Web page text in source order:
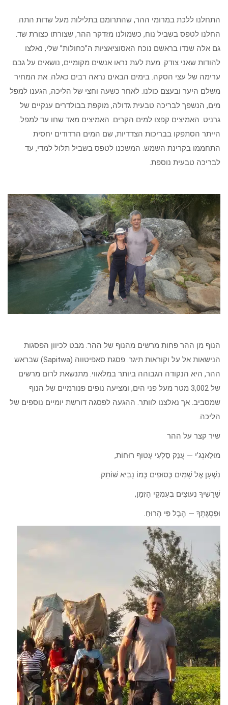
התחלנו ללכת במרומי ההר, שהתרומם בתלילות מעל שדות התה.
החלנו לטפס בשביל נוח, כשמולנו מזדקר ההר, שצורתו כצורת שד.
גם אלה שנדו בראשם נוכח האסוציאציות ה”כחולות” שלי, נאלצו
להודות שאני צודק. מעת לעת נראו אנשים מקומיים, נושאים על גבם
ערימה של עצי הסקה. בימים הבאים נראה רבים כאלה. את המחיר
משלם היער ובעצם כולנו. לאחר כשעה וחצי של הליכה, הגענו למפל
מים, הנשפך לבריכה טבעית גדולה, מוקפת בבולדרים ענקיים של
גרניט. האמיצים קפצו למים הקרים. האמיצים מאד שחו עד למפל.
הייתר הסתפקו בבריכות הצדדיות, שם המים הרדודים יחסית
התחממו בקרינת השמש. המשכנו לטפס בשביל תלול למדי, עד
לבריכה טבעית נוספת.
הנוף מן ההר פחות מרשים מהנוף של ההר. מבט לכיוון הפסגות
הנישאות אל על וקוראות תיגר. פסגת סאפיטווה (Sapitwa) שבראש
ההר, היא הנקודה הגבוהה ביותר במלאווי. מתנשאת לרום מרשים
של 3,002 מטר מעל פני הים, ומציעה נופים פנורמיים של הנוף
שמסביב. אך נאלצנו לוותר. ההגעה לפסגה דורשת יומיים נוספים של
הליכה.
שיר קצר על ההר
מוּלַאנְג’י — עֲנַק סַלְעִי עָטוּף רוּחוֹת,
נִשְׁעָן אֶל שָׁמַיִם כְּסוּפִים כְּמוֹ נָבִיא שׁוֹתֵק.
שָׁרָשֶׁיךָ נְעוּצִים בְּעִמְקֵי הַזְּמַן,
וּפִסְגָּתְךָ — הֶבֶל פִּי הָרוּחַ.